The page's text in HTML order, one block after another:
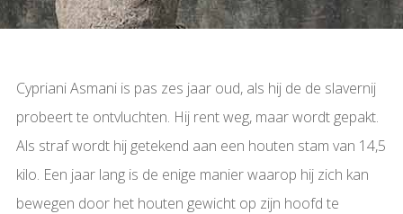
Cypriani Asmani is pas zes jaar oud, als hij de de slavernij
probeert te ontvluchten. Hij rent weg, maar wordt gepakt.
Als straf wordt hij getekend aan een houten stam van 14,5
kilo. Een jaar lang is de enige manier waarop hij zich kan
bewegen door het houten gewicht op zijn hoofd te